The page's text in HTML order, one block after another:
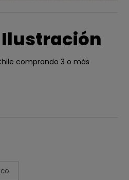
Ilustración
comprando 3 o más